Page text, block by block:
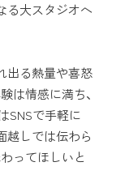
る大スタジオへ
出る熱量や喜怒
は情感に満ち、
SNSで手軽に
越しでは伝わら
ってほしいと